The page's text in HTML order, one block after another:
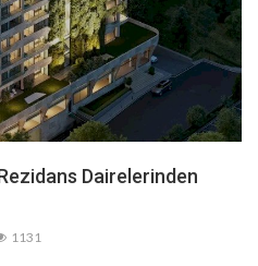
Dairelerinden
1131